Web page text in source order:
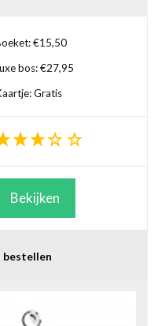
€15,50
bos: €27,95
Gratis
Bekijken
bestellen